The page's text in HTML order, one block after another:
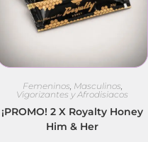
Femeninos Masculinos
Vigorizantes y Afrodisiacos
¡PROMO! 2 X Royalty Honey
Him & Her